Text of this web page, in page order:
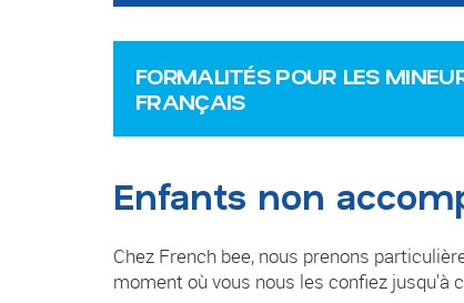
FORMALITÉS POUR LES
FRANÇAIS
Enfants non
Chez French bee, nous prenons
moment où vous nous les confiez jusqu'à